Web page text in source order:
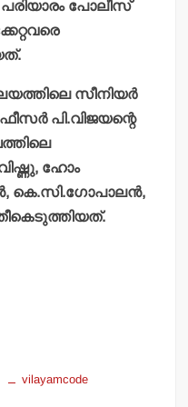
പരിയാരം പോലീസ്
സീനിയര്‍
പി.വിജയന്റെ
ഹോം
കെ.സി.ഗോപാലന്‍,
vilayamcode